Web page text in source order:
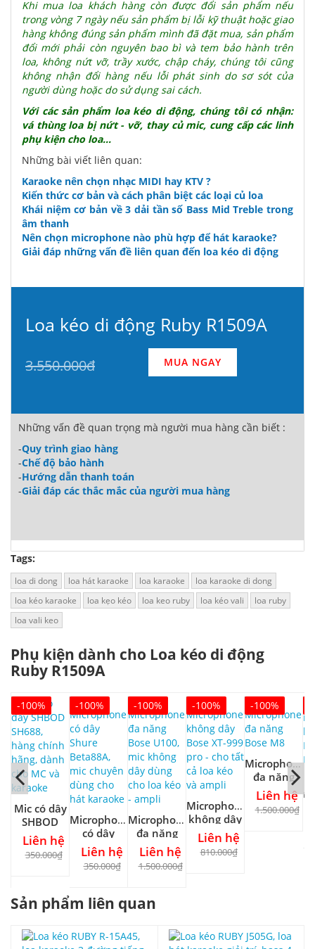
Khi mua loa khách hàng còn được đổi sản phẩm nếu
trong vòng 7 ngày nếu sản phẩm bị lỗi kỹ thuật hoặc giao
hàng không đúng sản phẩm mình đã đặt mua, sản phẩm
đổi mới phải còn nguyên bao bì và tem bảo hành trên
loa, không nứt vỡ, trầy xước, chập cháy, chúng tôi cũng
không nhận đổi hàng nếu lỗi phát sinh do sơ sót của
người dùng hoặc do sử dụng sai cách.
Với các sản phẩm loa kéo di động, chúng tôi có nhận:
vá thùng loa bị nứt - vỡ, thay củ mic, cung cấp các linh
phụ kiện cho loa...
Những bài viết liên quan:
Karaoke nên chọn nhạc MIDI hay KTV ?
Kiến thức cơ bản và cách phân biệt các loại củ loa
Khái niệm cơ bản về 3 dải tần số Bass Mid Treble trong
âm thanh
Nên chọn microphone nào phù hợp để hát karaoke?
Giải đáp những vấn đề liên quan đến loa kéo di động
Loa kéo di động Ruby R1509A
3.550.000đ MUA NGAY
Những vấn đề quan trọng mà người mua hàng cần biết :
-Quy trình giao hàng
-Chế độ bảo hành
-Hướng dẫn thanh toán
-Giải đáp các thắc mắc của người mua hàng
Tags:
loa di dong loa hát karaoke loa karaoke
loa karaoke di dong
loa kéo karaoke
loa kẹo kéo loa keo ruby loa kéo vali
loa ruby
loa vali keo
Phụ kiện dành cho Loa kéo di động
Ruby R1509A
-100%
Mic có dây
SHBOD
SH688,
hàng chính
hãng,
karaoke
Liên hệ
350.000₫
-100%
Microphone
có dây
Shure
Beta88A,
mic
dùng cho
hát
Liên hệ
350.000₫
-100%
Microphone
đa năng
Bose U100,
mic không
dây dùng
kéo - ampli
Liên hệ
1.500.000₫
-100%
Microphone
không dây
Bose XT-
999 pro -
cho tất cả
Liên hệ
810.000₫
-100%
Microphone
đa năng
Bose M8
Liên hệ
1.500.000₫
Sản phẩm liên quan